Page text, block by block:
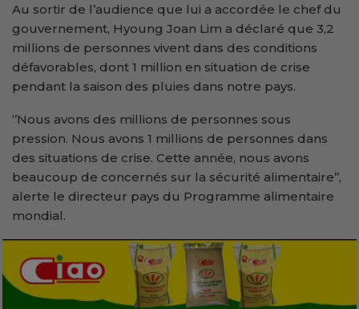
Au sortir de l’audience que lui a accordée le chef du
gouvernement, Hyoung Joan Lim a déclaré que 3,2
millions de personnes vivent dans des conditions
défavorables, dont 1 million en situation de crise
pendant la saison des pluies dans notre pays.
‘’Nous avons des millions de personnes sous
pression. Nous avons 1 millions de personnes dans
des situations de crise. Cette année, nous avons
beaucoup de concernés sur la sécurité alimentaire’’,
alerte le directeur pays du Programme alimentaire
mondial.